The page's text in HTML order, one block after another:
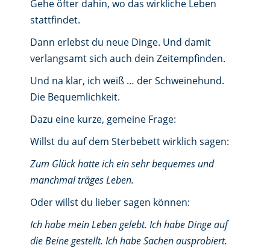
Gehe öfter dahin, wo das wirkliche Leben
stattfindet.
Dann erlebst du neue Dinge. Und damit
verlangsamt sich auch dein Zeitempfinden.
Und na klar, ich weiß … der Schweinehund.
Die Bequemlichkeit.
Dazu eine kurze, gemeine Frage:
Willst du auf dem Sterbebett wirklich sagen:
Zum Glück hatte ich ein sehr bequemes und
manchmal träges Leben.
Oder willst du lieber sagen können:
Ich habe mein Leben gelebt. Ich habe Dinge auf
die Beine gestellt. Ich habe Sachen ausprobiert.